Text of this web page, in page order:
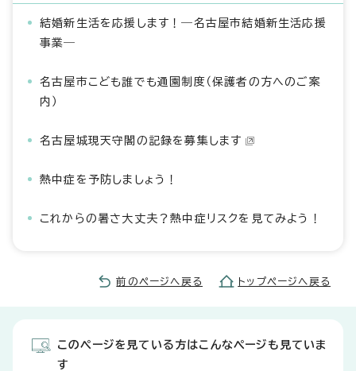
結婚新生活を応援します！―名古屋市結婚新生活応援
事業―
名古屋市こども誰でも通園制度（保護者の方へのご案
内）
名古屋城現天守閣の記録を募集します
熱中症を予防しましょう！
これからの暑さ大丈夫？熱中症リスクを見てみよう！
前のページへ戻る トップページへ戻る
このページを見ている方はこんなページも見ていま
す